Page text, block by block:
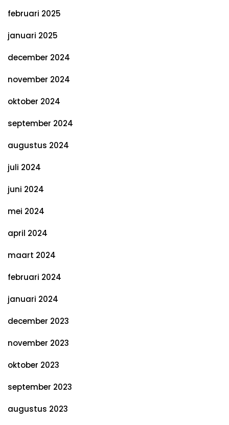
februari 2025
januari 2025
december 2024
november 2024
oktober 2024
september 2024
augustus 2024
juli 2024
juni 2024
mei 2024
april 2024
maart 2024
februari 2024
januari 2024
december 2023
november 2023
oktober 2023
september 2023
augustus 2023